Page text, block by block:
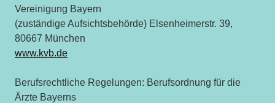
Vereinigung Bayern
(zuständige Aufsichtsbehörde) Elsenheimerstr. 39,
80667 München
www.kvb.de
Berufsrechtliche Regelungen: Berufsordnung für die
Ärzte Bayerns